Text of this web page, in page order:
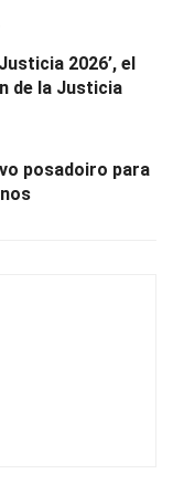
2026’, el
de la Justicia
posadoiro para